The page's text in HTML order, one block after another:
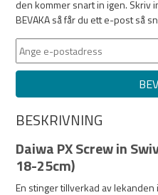
den kommer snart in igen. Skriv
BEVAKA så får du ett e-post så
BESKRIVNING
Daiwa PX Screw in
18-25cm)
En stinger tillverkad av